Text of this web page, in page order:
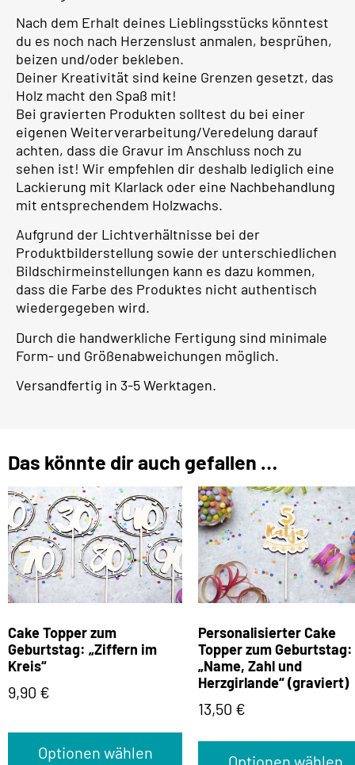
Nach dem Erhalt deines Lieblingsstücks könntest
du es noch nach Herzenslust anmalen, besprühen,
beizen und/oder bekleben.
Deiner Kreativität sind keine Grenzen gesetzt, das
Holz macht den Spaß mit!
Bei gravierten Produkten solltest du bei einer
eigenen Weiterverarbeitung/Veredelung darauf
achten, dass die Gravur im Anschluss noch zu
sehen ist! Wir empfehlen dir deshalb lediglich eine
Lackierung mit Klarlack oder eine Nachbehandlung
mit entsprechendem Holzwachs.
Aufgrund der Lichtverhältnisse bei der
Produktbilderstellung sowie der unterschiedlichen
Bildschirmeinstellungen kann es dazu kommen,
dass die Farbe des Produktes nicht authentisch
wiedergegeben wird.
Durch die handwerkliche Fertigung sind minimale
Form- und Größenabweichungen möglich.
Versandfertig in 3-5 Werktagen.
Das könnte dir auch gefallen …
Cake Topper zum
Geburtstag: „Ziffern im
Kreis“
9,90 €
Optionen wählen
Personalisierter Cake
Topper zum Geburtstag:
„Name, Zahl und
Herzgirlande“ (graviert)
13,50 €
Optionen wählen